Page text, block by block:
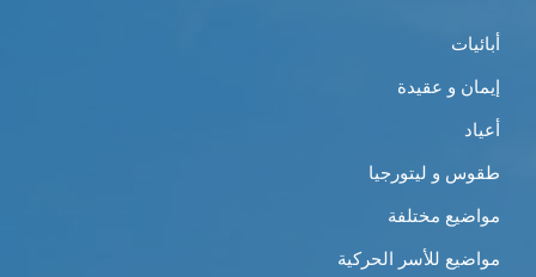
أبائيات
إيمان و عقيدة
أعياد
طقوس و ليتورجيا
مواضيع مختلفة
مواضيع للأسر الحركية